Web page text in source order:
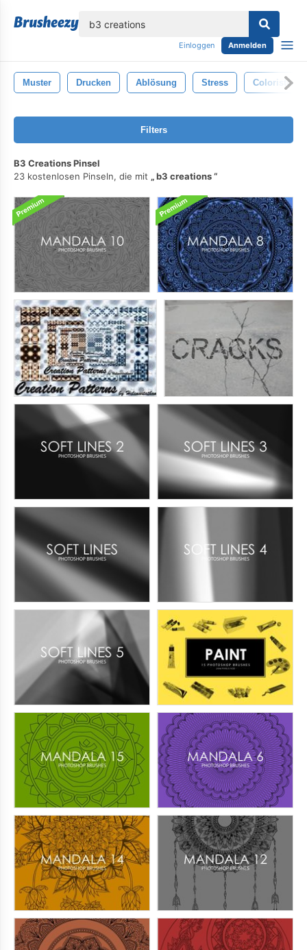
Einloggen Anmelden
Muster Drucken Ablösung Stress Coloristen
Filters
B3 Creations Pinsel
23 kostenlosen Pinseln, die mit
b3 creations